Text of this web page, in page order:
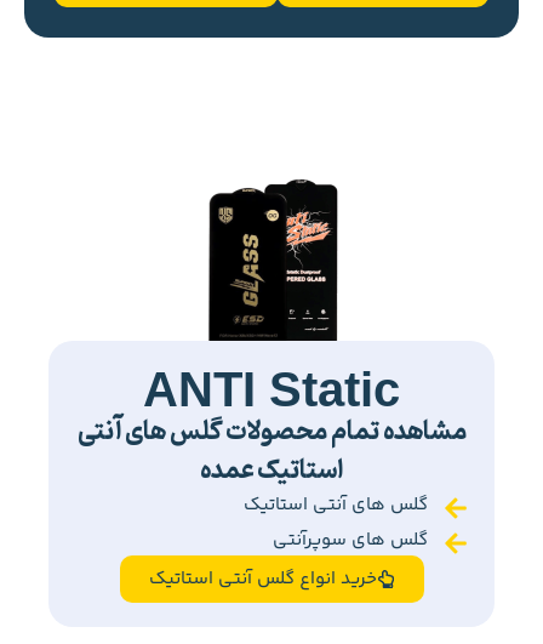
ANTI Static
مشاهده تمام محصولات گلس های آنتی
استاتیک عمده
گلس های آنتی استاتیک
گلس های سوپرآنتی
خرید انواع گلس آنتی استاتیک